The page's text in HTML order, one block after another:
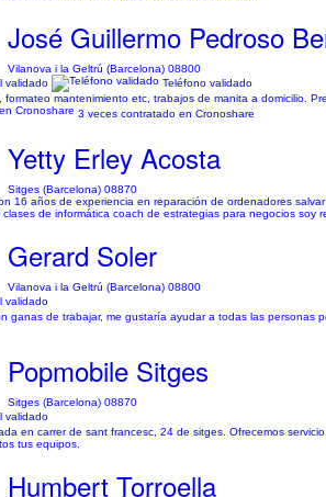
José Guillermo Pedroso
Vilanova i la Geltrú (Barcelona) 08800
validado
Teléfono validado
formateo mantenimiento etc, trabajos de manita a domicilio.
3 veces contratado en Cronoshare
Yetty Erley Acosta
Sitges (Barcelona) 08870
16 años de experiencia en reparación de ordenadores
de informática coach de estrategias para negocios soy
Gerard Soler
Vilanova i la Geltrú (Barcelona) 08800
validado
ganas de trabajar, me gustaría ayudar a todas las
Popmobile Sitges
Sitges (Barcelona) 08870
validado
en carrer de sant francesc, 24 de sitges. Ofrecemos
tus equipos.
Humbert Torroella